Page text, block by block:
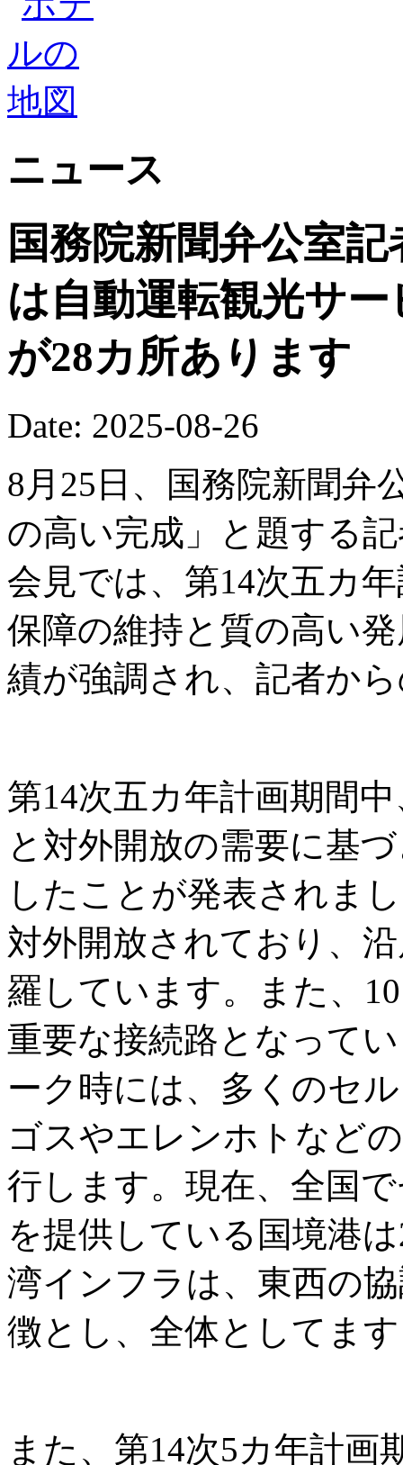
ニュース
国務院新聞弁公室
は自動運転観光サ
が28カ所あります
Date: 2025-08-26
8月25日、国務院新聞弁
の高い完成」と題する
会見では、第14次五カ
保障の維持と質の高い
績が強調され、記者か
第14次五カ年計画期間
と対外開放の需要に基
したことが発表されま
対外開放されており、
羅しています。また、
重要な接続路となって
ーク時には、多くのセ
ゴスやエレンホトなど
行します。現在、全国
を提供している国境港
湾インフラは、東西の
徴とし、全体としてま
また、第14次5カ年計画